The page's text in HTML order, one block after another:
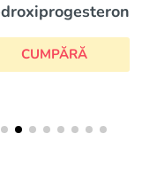
CUMPĂRĂ